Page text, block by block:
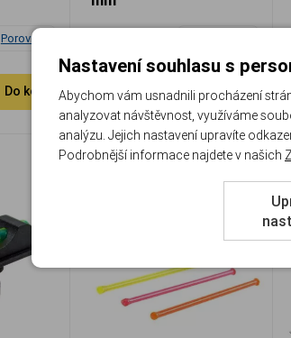
Porovnat
Do košíku
WAL 2502402
Skladem
1 266 Kč Do košíku
Nastavení souhlasu s
Abychom vám usnadnili procházení
analyzovat návštěvnost, využíváme
analýzu. Jejich nastavení upravíte
Podrobnější informace najdete v našich